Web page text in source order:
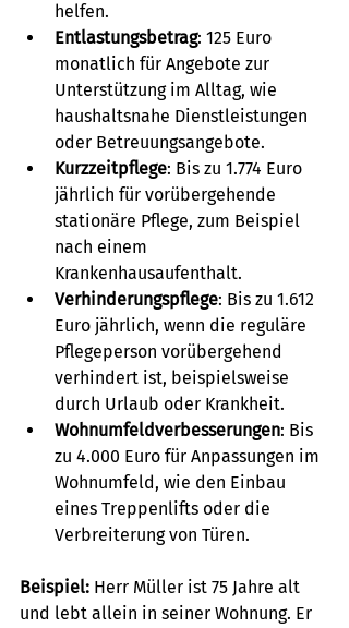
helfen.
Entlastungsbetrag: 125 Euro
monatlich für Angebote zur
Unterstützung im Alltag, wie
haushaltsnahe Dienstleistungen
oder Betreuungsangebote.
Kurzzeitpflege: Bis zu 1.774 Euro
jährlich für vorübergehende
stationäre Pflege, zum Beispiel
nach einem
Krankenhausaufenthalt.
Verhinderungspflege: Bis zu 1.612
Euro jährlich, wenn die reguläre
Pflegeperson vorübergehend
verhindert ist, beispielsweise
durch Urlaub oder Krankheit.
Wohnumfeldverbesserungen: Bis
zu 4.000 Euro für Anpassungen im
Wohnumfeld, wie den Einbau
eines Treppenlifts oder die
Verbreiterung von Türen.
Beispiel: Herr Müller ist 75 Jahre alt
und lebt allein in seiner Wohnung. Er